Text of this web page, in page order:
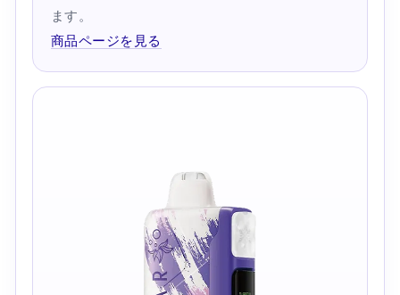
ます。
商品ページを見る